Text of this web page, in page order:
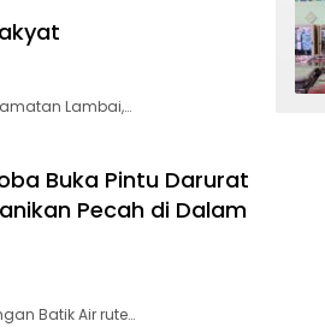
Lambai,…
Buka Pintu Darurat
Pecah di Dalam
Batik Air rute…